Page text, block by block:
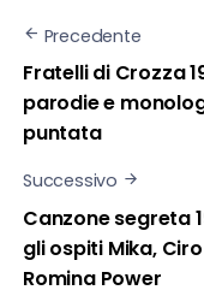
Precedente
Fratelli di Crozza
parodie e
puntata
Successivo
Canzone segreta
gli ospiti Mika,
Romina Power